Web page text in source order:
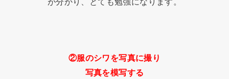
②服のシワを写真に撮り
写真を模写する